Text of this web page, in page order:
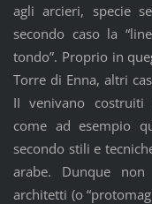
agli arcieri, specie
secondo caso la
tondo”. Proprio in
Torre di Enna, altri
II venivano costruiti
come ad esempio
secondo stili e
arabe. Dunque
architetti (o